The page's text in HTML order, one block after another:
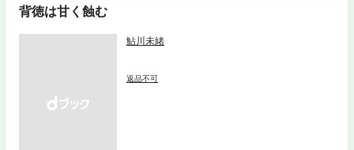
背徳は甘く蝕む
鮎川未緒
返品不可